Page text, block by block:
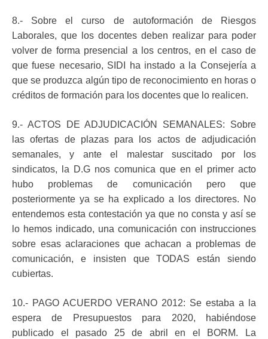
8.- Sobre el curso de autoformación de Riesgos
Laborales, que los docentes deben realizar para poder
volver de forma presencial a los centros, en el caso de
que fuese necesario, SIDI ha instado a la Consejería a
que se produzca algún tipo de reconocimiento en horas o
créditos de formación para los docentes que lo realicen.
9.- ACTOS DE ADJUDICACIÓN SEMANALES: Sobre
las ofertas de plazas para los actos de adjudicación
semanales, y ante el malestar suscitado por los
sindicatos, la D.G nos comunica que en el primer acto
hubo problemas de comunicación pero que
posteriormente ya se ha explicado a los directores. No
entendemos esta contestación ya que no consta y así se
lo hemos indicado, una comunicación con instrucciones
sobre esas aclaraciones que achacan a problemas de
comunicación, e insisten que TODAS están siendo
cubiertas.
10.- PAGO ACUERDO VERANO 2012: Se estaba a la
espera de Presupuestos para 2020, habiéndose
publicado el pasado 25 de abril en el BORM. La